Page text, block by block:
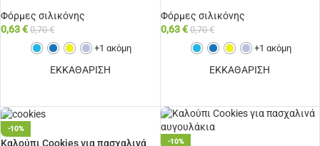
Φόρμες σιλικόνης
0,63€ 0,70€
+1 ακόμη
ΕΚΚΑΘΑΡΙΣΗ
Φόρμες σιλικόνης
0,63€ 0,70€
+1 ακόμη
ΕΚΚΑΘΑΡΙΣΗ
-10%
Καλούπι Cookies για πασχαλινά
-10%